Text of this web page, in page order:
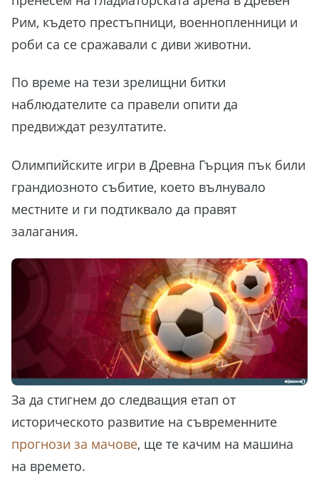
Рим, където престъпници, военнопленници и
роби са се сражавали с диви животни.
По време на тези зрелищни битки
наблюдателите са правели опити да
предвиждат резултатите.
Олимпийските игри в Древна Гърция пък били
грандиозното събитие, което вълнувало
местните и ги подтиквало да правят
залагания.
За да стигнем до следващия етап от
историческото развитие на съвременните
прогнози за мачове, ще те качим на машина
на времето.